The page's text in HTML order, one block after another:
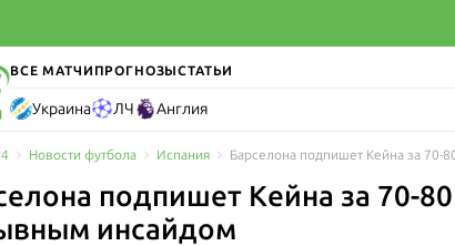
ВСЕ МАТЧИ ПРОГНОЗЫСТАТЬИ
Украина ЛЧ Англия
Новости футбола Испания Барселона подпишет Кейна за
подпишет Кейна за 70-
инсайдом